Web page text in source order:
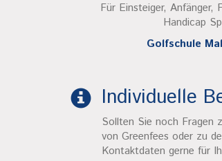
Für Einsteiger, Anfänger,
Handicap
Golfschule
Individuelle
Sollten Sie noch Fragen
von Greenfees oder zu
Kontaktdaten gerne für